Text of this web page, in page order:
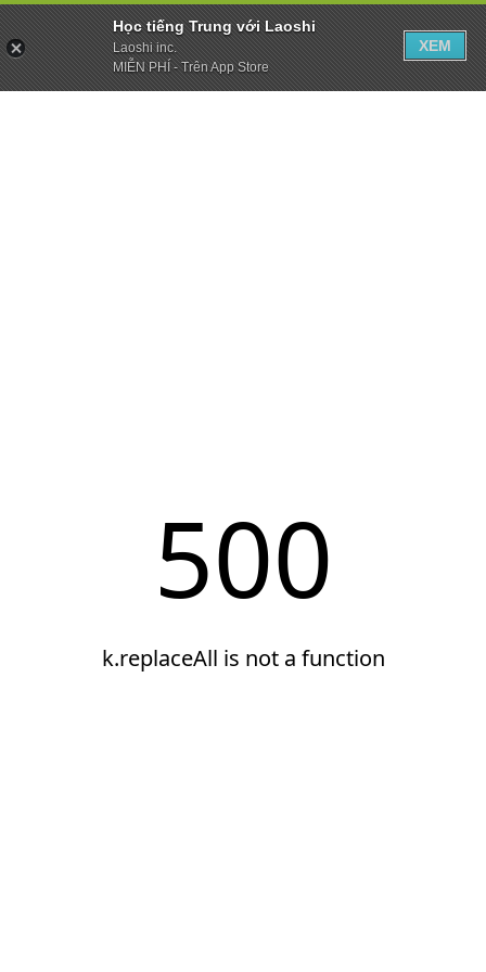
Học tiếng Trung với Laoshi
Laoshi inc.
MIỄN PHÍ - Trên App Store
XEM
500
k.replaceAll is not a function